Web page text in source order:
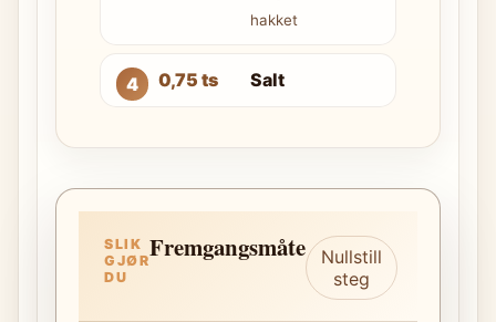
hakket
0,75 ts Salt
SLIK
GJØR
DU
Fremgangsmåte
Nullstill
steg